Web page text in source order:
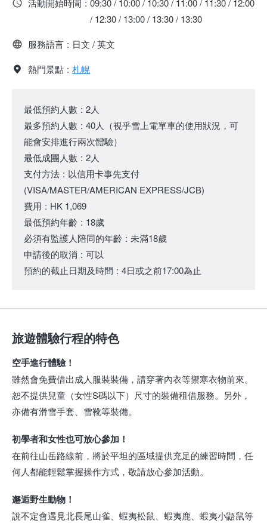
活動開始時間 : 09:30 / 10:00 / 10:30 / 11:00 / 11:30 / 12:00
/ 12:30 / 13:00 / 13:30 / 13:30
服務語言 : 日文 / 英文
熱門景點 : 札幌
最低預約人數 : 2人
最多預約人數 : 40人 （視乎雪上電單車的使用狀況，可
能會安排進行兩次體驗）
最低成團人數 : 2人
支付方法 : 以信用卡事先支付
(VISA/MASTER/AMERICAN EXPRESS/JCB)
費用 : HK 1,069
最低預約年齡 : 18歲
必須有監護人陪同的年齡 : 未滿18歲
申請後的取消 : 可以
預約的截止日期及時間 : 4日或之前17:00為止
旅遊體驗行程的特色
空手進行體驗！
雖然會免費借出成人服裝裝備，請穿著內衣等禦寒衣物前來。
恕不提供兒童（女性S碼以下）尺寸的裝備租借服務。另外，
亦備有滑雪手套、雪靴等裝備。
初學者和女性也可放心參加！
在前往山岳路線前，將於平坦的區域提供充足的練習時間，任
何人都能輕鬆掌握操作方式，敬請放心參加活動。
邂逅野生動物！
說不定會遇見北長尾山雀、蝦夷松鼠、蝦夷鹿、蝦夷小鼯鼠等